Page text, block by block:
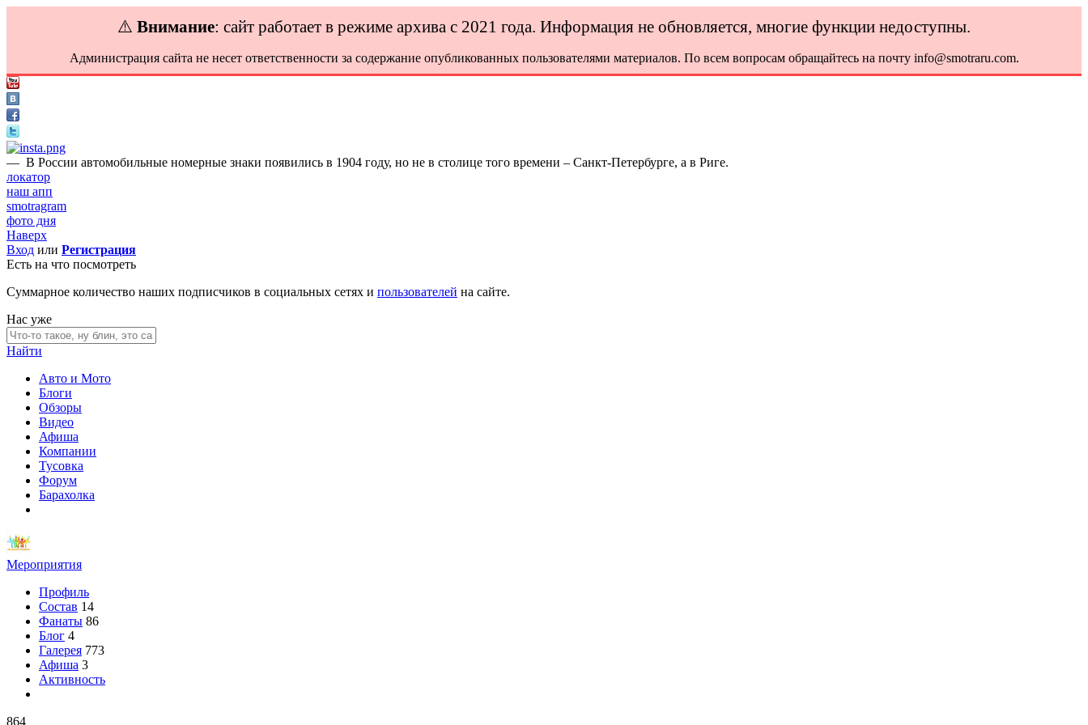
⚠️ Внимание: сайт работает в режиме архива с 2021 года. Информация не обновляется, многие функции недоступны.
Администрация сайта не несет ответственности за содержание опубликованных пользователями материалов. По всем вопросам обращайтесь на почту info@smotraru.com.
— В России автомобильные номерные знаки появились в 1904 году, но не в столице того времени – Санкт-Петербурге, а в Риге.
локатор
наш апп
smotragram
фото дня
Наверх
Вход или Регистрация
Есть на что посмотреть
Суммарное количество наших подписчиков в социальных сетях и пользователей на сайте.
Нас уже
Найти
Авто и Мото
Блоги
Обзоры
Видео
Афиша
Компании
Тусовка
Форум
Барахолка
Мероприятия
Профиль
Состав 14
Фанаты 86
Блог 4
Галерея 773
Афиша 3
Активность
864